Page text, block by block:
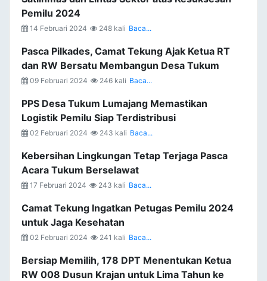
Pemilu 2024
14 Februari 2024 248 kali Baca...
Pasca Pilkades, Camat Tekung Ajak Ketua RT
dan RW Bersatu Membangun Desa Tukum
09 Februari 2024 246 kali Baca...
PPS Desa Tukum Lumajang Memastikan
Logistik Pemilu Siap Terdistribusi
02 Februari 2024 243 kali Baca...
Kebersihan Lingkungan Tetap Terjaga Pasca
Acara Tukum Berselawat
17 Februari 2024 243 kali Baca...
Camat Tekung Ingatkan Petugas Pemilu 2024
untuk Jaga Kesehatan
02 Februari 2024 241 kali Baca...
Bersiap Memilih, 178 DPT Menentukan Ketua
RW 008 Dusun Krajan untuk Lima Tahun ke